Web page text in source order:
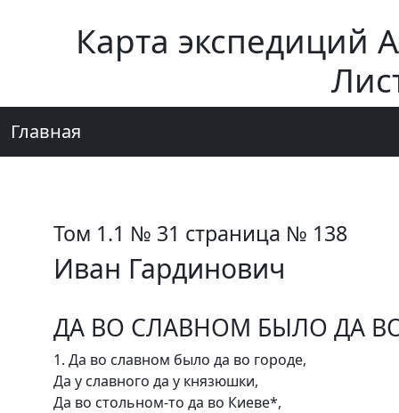
Карта экспедиций
Главная
Том 1.1 № 31 страница № 138
Иван Гардинович
ДА ВО СЛАВНОМ БЫЛО ДА
1. Да во славном было да во городе,
Да у славного да у князюшки,
Да во стольном-то да во Киеве*,